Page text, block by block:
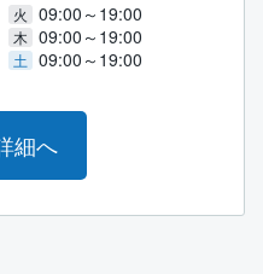
火 09:00～19:00
木 09:00～19:00
土 09:00～19:00
細へ